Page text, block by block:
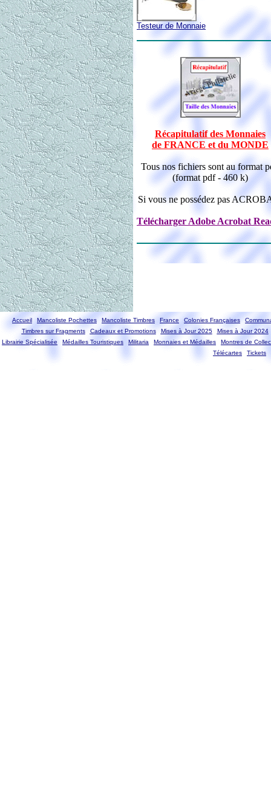
Testeur de Monnaie
Récapitulatif des Monnaies
de FRANCE et du MONDE
Tous nos fichiers sont au format
(format pdf - 460 k)
Si vous ne possédez pas
Télécharger Adobe Acrobat
Accueil Mancoliste Pochettes Mancoliste Timbres France Colonies Françaises
Timbres sur Fragments
Cadeaux et Promotions Mises à Jour 2025
Mises à Jour 2024
Librairie Spécialisée
Médailles Touristiques Militaria Monnaies et Médailles
Montres de
Télécartes
Tickets